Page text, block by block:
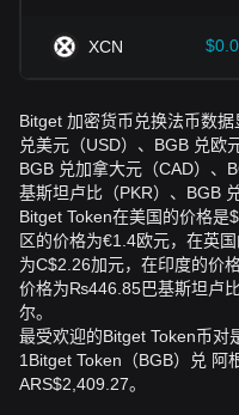
XCN
Bitget 加密货币兑换法币数
兑美元（USD）、BGB 兑欧
BGB 兑加拿大元（CAD）、
基斯坦卢比（PKR）、BGB
Bitget Token在美国的价格是
区的价格为€1.4欧元，在英
为C$2.26加元，在印度的价
价格为₨446.85巴基斯坦卢
尔。
最受欢迎的Bitget Token币对
1Bitget Token（BGB）兑 阿
ARS$2,409.27。